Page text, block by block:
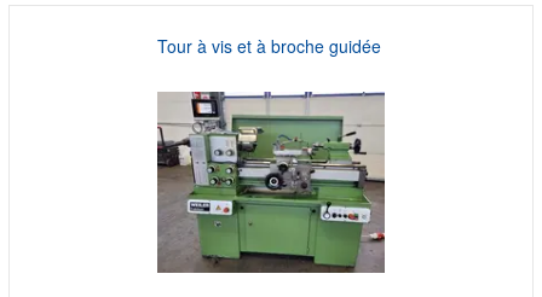
Tour à vis et à broche guidée